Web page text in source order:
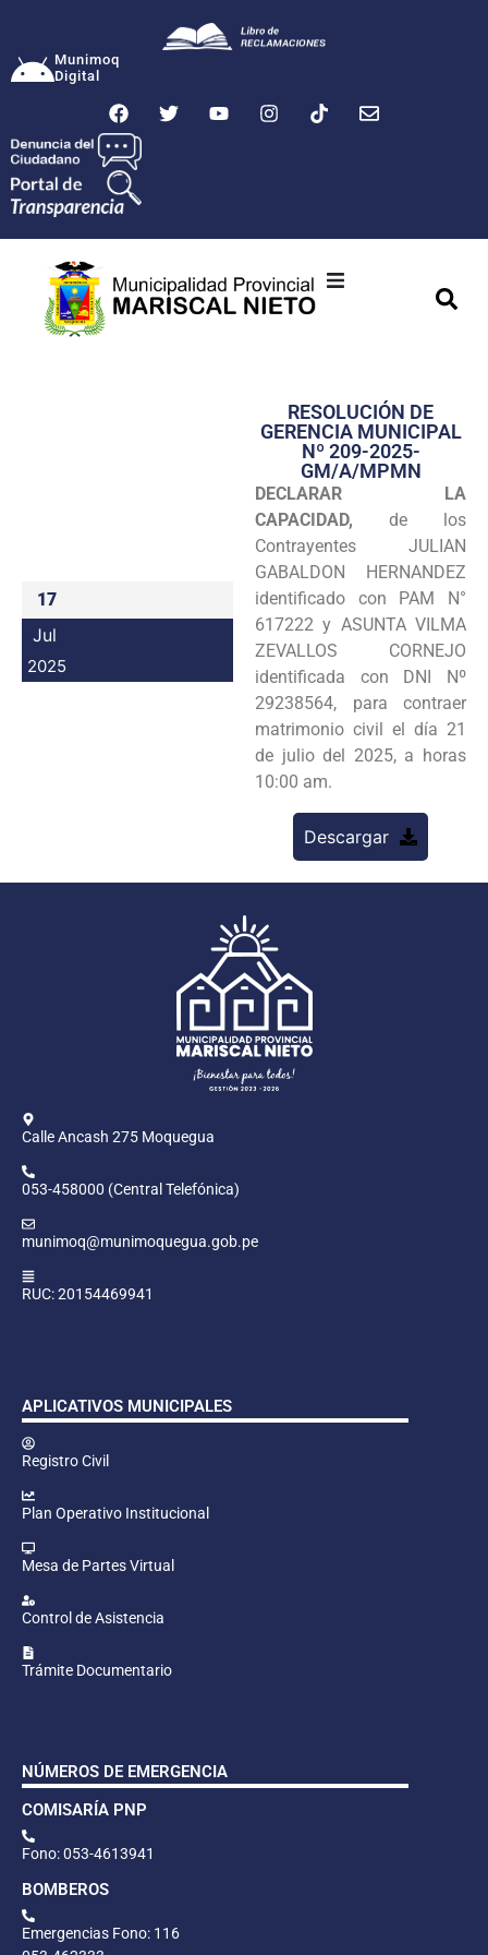
Munimoq
Digital
Transparencia
Seguridad
Programas
Intranet
17
Jul
2025
RESOLUCIÓN DE
GERENCIA MUNICIPAL
Nº 209-2025-
GM/A/MPMN
DECLARAR LA
CAPACIDAD, de los
Contrayentes JULIAN
GABALDON HERNANDEZ
identificado con PAM N°
617222 y ASUNTA VILMA
ZEVALLOS CORNEJO
identificada con DNI Nº
29238564, para contraer
matrimonio civil el día 21
de julio del 2025, a horas
10:00 am.
Descargar
Calle Ancash 275 Moquegua
053-458000 (Central Telefónica)
munimoq@munimoquegua.gob.pe
RUC: 20154469941
APLICATIVOS MUNICIPALES
Registro Civil
Plan Operativo Institucional
Mesa de Partes Virtual
Control de Asistencia
Trámite Documentario
NÚMEROS DE EMERGENCIA
COMISARÍA PNP
Fono: 053-4613941
BOMBEROS
Emergencias Fono: 116